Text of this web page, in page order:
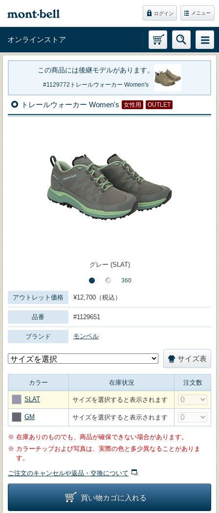
ログイン メニュー
オンラインストア
この商品には後継モデルがあります。
1129772 トレールウォーカー Women's
トレールウォーカー Women's 女性用 OUTLET
グレー (SLAT)
アウトレット価格 ¥12,700（税込）
品番 #1129651
ブランド モンベル
サイズ表
カラー 在庫状況 注文数
SLAT サイズを選択すると表示されます
GM サイズを選択すると表示されます
※ 在庫ありのものでも、商品が確保できない場合があります。
※ カラーチップおよび写真は、実際の色と多少異なることがありま
す。
ご注文のキャンセルや返品・交換について
買い物カゴに入れる